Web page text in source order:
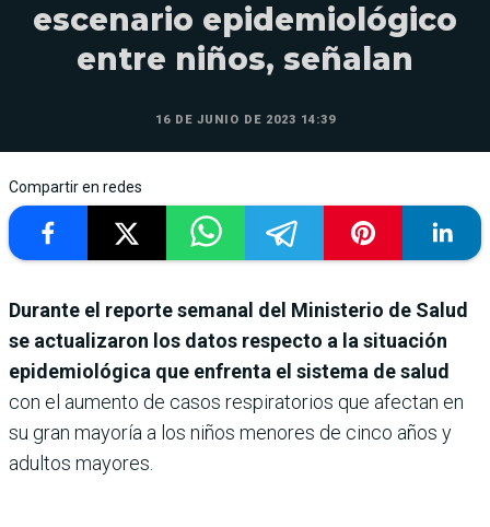
escenario epidemiológico
entre niños, señalan
16 DE JUNIO DE 2023 14:39
Compartir en redes
Durante el reporte semanal del Ministerio de Salud
se actualizaron los datos respecto a la situación
epidemiológica que enfrenta el sistema de salud
con el aumento de casos respiratorios que afectan en
su gran mayoría a los niños menores de cinco años y
adultos mayores.